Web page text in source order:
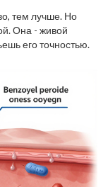
тем лучше. Но
Она - живой
его точностью.